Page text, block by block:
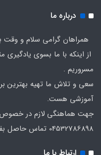
درباره ما
همراهان گرامی سلام و وقت
از اینکه با ما بسوی
مسروریم .
سعی و تلاش ما تهیه بهترین
آموزشی هست.
جهت هماهنگی لازم در خصوص
04532786898 تماس حاصل بفرمایید.